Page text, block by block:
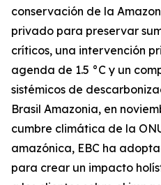
conservación de la
privado para preservar
críticos, una intervención
agenda de 1.5 °C y un
sistémicos de
Brasil Amazonia, en
cumbre climática de la
amazónica, EBC ha
para crear un impacto